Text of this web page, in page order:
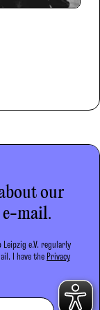
our
e-mail.
e.V. regularly
I have the Privacy